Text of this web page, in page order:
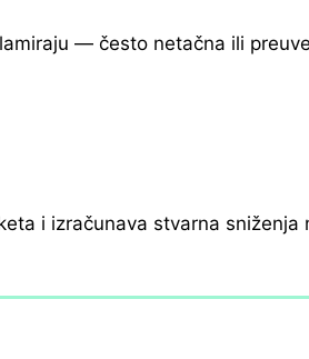
— često netačna ili
i izračunava stvarna